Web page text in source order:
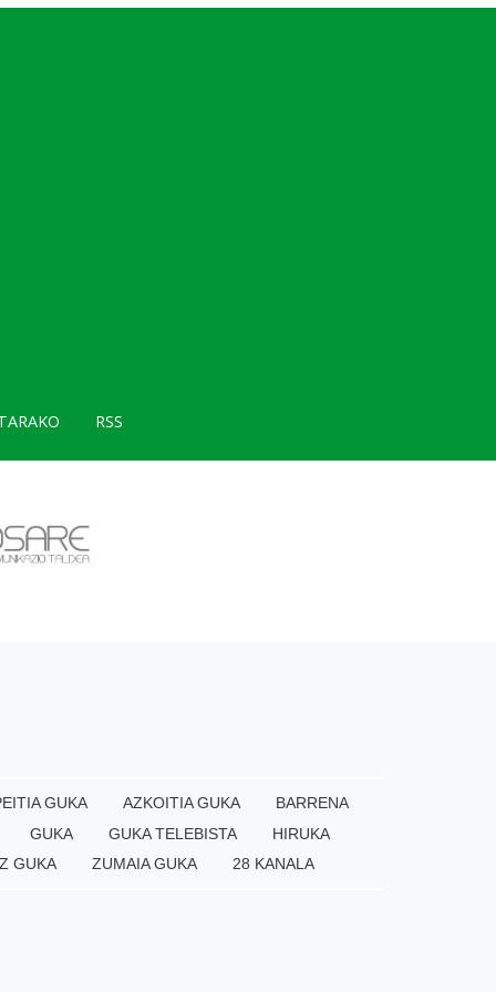
RSS
GUKA AZKOITIA GUKA
BARRENA
GUKA
GUKA TELEBISTA
HIRUKA
GUKA
ZUMAIA GUKA 28 KANALA